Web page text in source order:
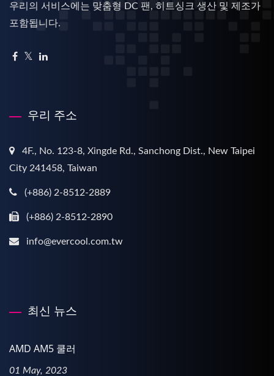
우리의 서비스에는 맞춤형 DC 팬, 히트싱크 생산 및 제조가
포함됩니다.
우리 주소
4F., No. 123-8, Xingde Rd., Sanchong Dist., New Taipei
City 241458, Taiwan
(+886) 2-8512-2889
(+886) 2-8512-2890
info@evercool.com.tw
최신 뉴스
AMD AM5 쿨러
01 May, 2023